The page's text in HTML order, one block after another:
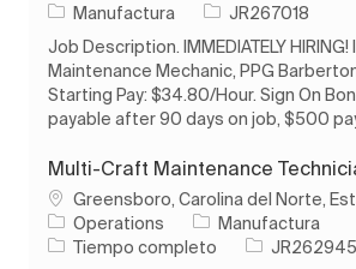
Categoría
Manufactura ID de trabajo
JR267018
Job Description. IMMEDIATELY HIRING!
Maintenance Mechanic, PPG
Starting Pay: $34.80/Hour. Sign On
payable after 90 days on job, $500
Multi-Craft Maintenance
Ubicación
Greensboro, Carolina del Norte,
Operations
Categoría
Manufactura
Tipo de trabajo
Tiempo completo ID de trabajo
JR262945